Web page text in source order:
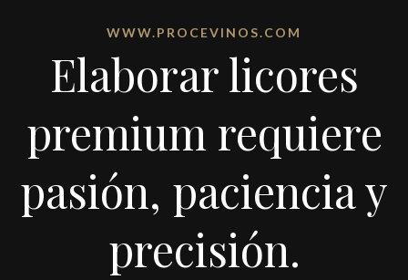
WWW.PROCEVINOS.COM
Elaborar licores
premium requiere
pasión, paciencia y
precisión.